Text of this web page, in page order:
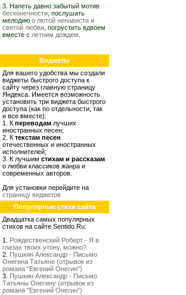
3. Напеть давно забытый мотив
бесконечности , послушать
мелодию о лютой ненависти и
святой любви , погрустить вдвоем
вместе с летним дождем
Виджеты
Для вашего удобства мы создали
виджеты быстрого доступа к
сайту через главную страницу
Яндекса. Имеется возможность
установить три виджета быстрого
доступа (как по отдельности, так
и все вместе):
1. К переводам лучших
иностранных песен;
2. К текстам песен
отечественных и иностранных
исполнителей;
3. К лучшим стихам и рассказам
о любви классиков жанра и
современных авторов.
Для установки перейдите на
страницу виджетов
Популярные стихи сайта
Двадцатка самых популярных
стихов на сайте Sentido.Ru:
1. Рождественский Роберт - Я в
глазах твоих утону, можно?
2. Пушкин Александр - Письмо
Онегина Татьяне (отрывок из
романа "Евгений Онегин")
3. Пушкин Александр - Письмо
Татьяны Онегину (отрывок из
романа "Евгений Онегин")